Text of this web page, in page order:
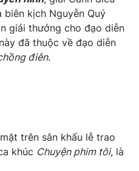
kịch Nguyễn Quý
giải thưởng cho đạo diễn
đã thuộc về đạo diễn
điên.
trên sân khấu lễ trao
khúc Chuyện phim tôi, là